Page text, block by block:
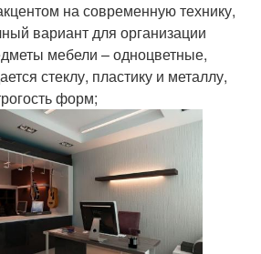
на современную технику,
вариант для организации
мебели – одноцветные,
стеклу, пластику и металлу,
форм;